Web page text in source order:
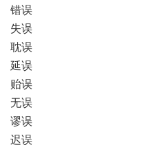
错误
失误
耽误
延误
贻误
无误
谬误
迟误